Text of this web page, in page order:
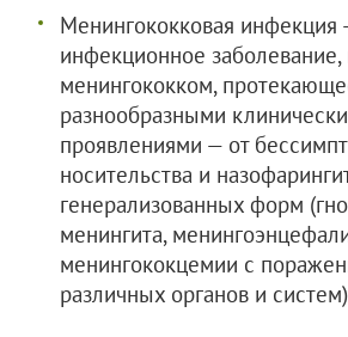
Менингококковая инфекция
инфекционное
менингококком,
разнообразными
проявлениями — от
носительства и
генерализованных форм
менингита,
менингококцемии с
различных органов и